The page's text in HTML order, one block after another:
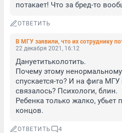
потакает! Что за бред-то
ОТВЕТИТЬ
22 декабря 2021, 16:12
Дануетитьколотить.
Почему этому
спускается-то? И на фига
связалось? Психологи, блин.
Ребенка только жалко, убьет
концов.
ОТВЕТИТЬ 4